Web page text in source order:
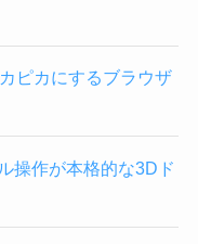
ピカにするブラウザ
操作が本格的な3Dド